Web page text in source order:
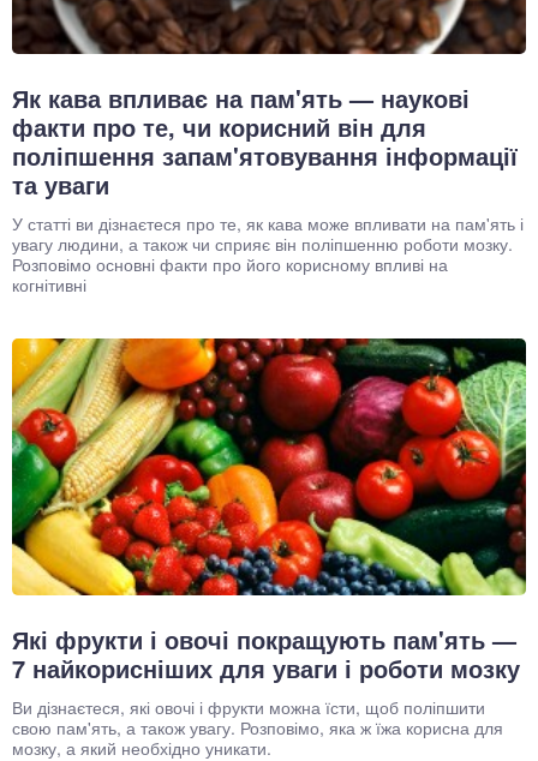
Як кава впливає на пам'ять — наукові
факти про те, чи корисний він для
поліпшення запам'ятовування інформації
та уваги
У статті ви дізнаєтеся про те, як кава може впливати на пам'ять і
увагу людини, а також чи сприяє він поліпшенню роботи мозку.
Розповімо основні факти про його корисному впливі на
когнітивні
Які фрукти і овочі покращують пам'ять —
7 найкорисніших для уваги і роботи мозку
Ви дізнаєтеся, які овочі і фрукти можна їсти, щоб поліпшити
свою пам'ять, а також увагу. Розповімо, яка ж їжа корисна для
мозку, а який необхідно уникати.